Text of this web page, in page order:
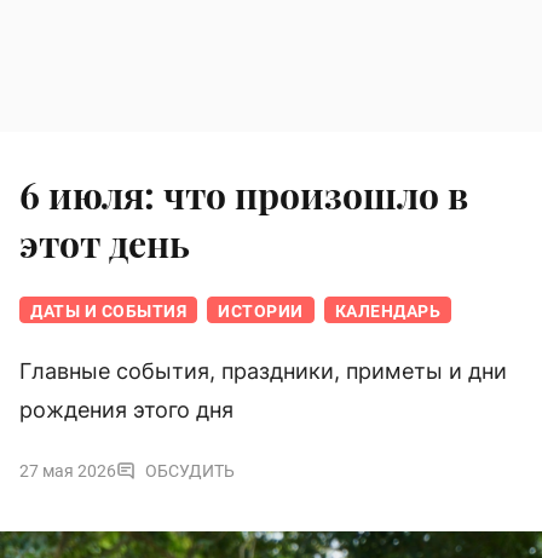
6 июля: что произошло в
этот день
ДАТЫ И СОБЫТИЯ ИСТОРИИ КАЛЕНДАРЬ
Главные события, праздники, приметы и дни
рождения этого дня
27 мая 2026 ОБСУДИТЬ